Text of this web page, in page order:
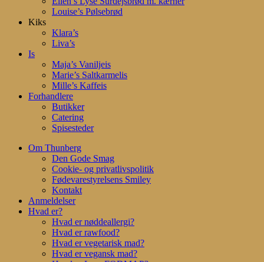
Louise’s Pølsebrød
Kiks
Klara’s
Liva’s
Is
Maja’s Vaniljeis
Marie’s Saltkarmelis
Mille’s Kaffeis
Forhandlere
Butikker
Catering
Spisesteder
Om Thunberg
Den Gode Smag
Cookie- og privatlivspolitik
Fødevarestyrelsens Smiley
Kontakt
Anmeldelser
Hvad er?
Hvad er nøddeallergi?
Hvad er rawfood?
Hvad er vegetarisk mad?
Hvad er vegansk mad?